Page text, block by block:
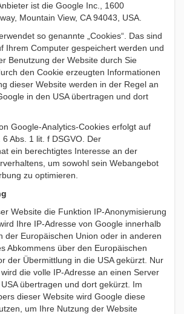
ist die Google Inc., 1600
Mountain View, CA 94043, USA.
so genannte „Cookies“. Das sind
Ihrem Computer gespeichert werden und
Benutzung der Website durch Sie
den Cookie erzeugten Informationen
dieser Website werden in der Regel an
in den USA übertragen und dort
Google-Analytics-Cookies erfolgt auf
Abs. 1 lit. f DSGVO. Der
ein berechtigtes Interesse an der
um sowohl sein Webangebot
zu optimieren.
Website die Funktion IP-Anonymisierung
Ihre IP-Adresse von Google innerhalb
der Europäischen Union oder in anderen
Abkommens über den Europäischen
der Übermittlung in die USA gekürzt. Nur
die volle IP-Adresse an einen Server
übertragen und dort gekürzt. Im
dieser Website wird Google diese
um Ihre Nutzung der Website